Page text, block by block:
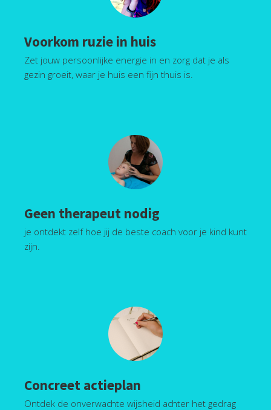
Voorkom ruzie in huis
Zet jouw persoonlijke energie in en zorg dat je als
gezin groeit, waar je huis een fijn thuis is.
Geen therapeut nodig
je ontdekt zelf hoe jij de beste coach voor je kind kunt
zijn.
Concreet actieplan
Ontdek de onverwachte wijsheid achter het gedrag